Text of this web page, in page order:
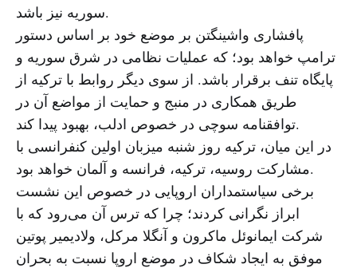
سوریه نیز باشد.
پافشاری واشینگتن بر موضع خود بر اساس دستور
ترامپ خواهد بود؛ که عملیات نظامی در شرق سوریه و
پایگاه تنف برقرار باشد. از سوی دیگر روابط با ترکیه از
طریق همکاری در منبج و حمایت از مواضع آن در
توافقنامه سوچی در خصوص ادلب، بهبود پیدا کند.
در این میان، ترکیه روز شنبه میزبان اولین کنفرانسی با
مشارکت روسیه، ترکیه، فرانسه و آلمان خواهد بود.
برخی سیاستمداران اروپایی در خصوص این نشست
ابراز نگرانی کردند؛ چرا که ترس آن می‌رود که با
شرکت ایمانوئل ماکرون و آنگلا مرکل، ولادیمیر پوتین
موفق به ایجاد شکاف در موضع اروپا نسبت به بحران